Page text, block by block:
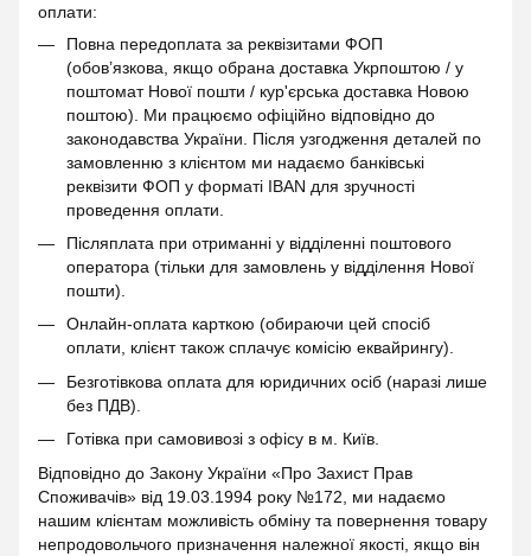
оплати:
Повна передоплата за реквізитами ФОП
(обов’язкова, якщо обрана доставка Укрпоштою / у
поштомат Нової пошти / кур'єрська доставка Новою
поштою). Ми працюємо офіційно відповідно до
законодавства України. Після узгодження деталей по
замовленню з клієнтом ми надаємо банківські
реквізити ФОП у форматі IBAN для зручності
проведення оплати.
Післяплата при отриманні у відділенні поштового
оператора (тільки для замовлень у відділення Нової
пошти).
Онлайн-оплата карткою (обираючи цей спосіб
оплати, клієнт також сплачує комісію еквайрингу).
Безготівкова оплата для юридичних осіб (наразі лише
без ПДВ).
Готівка при самовивозі з офісу в м. Київ.
Відповідно до Закону України «Про Захист Прав
Споживачів» від 19.03.1994 року №172, ми надаємо
нашим клієнтам можливість обміну та повернення товару
непродовольчого призначення належної якості, якщо він